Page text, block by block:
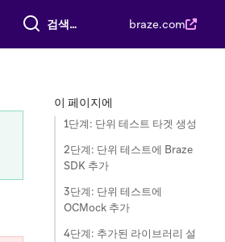
전체 검색 braze.com
이 페이지에
1단계: 단위 테스트 타겟 생성
2단계: 단위 테스트에 Braze
SDK 추가
3단계: 단위 테스트에
OCMock 추가
4단계: 추가된 라이브러리 설